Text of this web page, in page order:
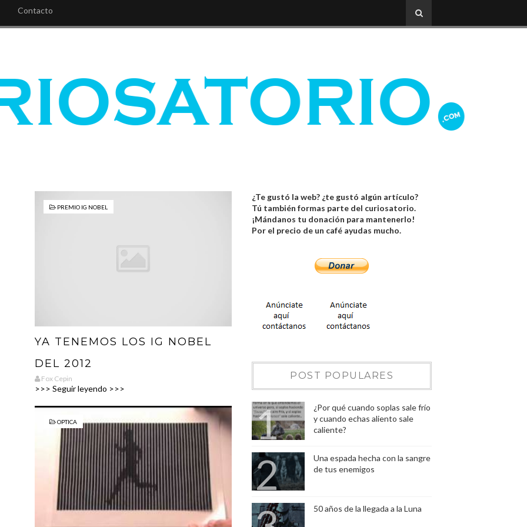
Contacto
PREMIO IG NOBEL
YA TENEMOS LOS IG NOBEL
DEL 2012
Fox Cepin
>>> Seguir leyendo >>>
OPTICA
¿Te gustó la web? ¿te gustó algún artículo?
Tú también formas parte del curiosatorio.
¡Mándanos tu donación para mantenerlo!
Por el precio de un café ayudas mucho.
POST POPULARES
¿Por qué cuando soplas sale frío
y cuando echas aliento sale
caliente?
Una espada hecha con la sangre
de tus enemigos
50 años de la llegada a la Luna